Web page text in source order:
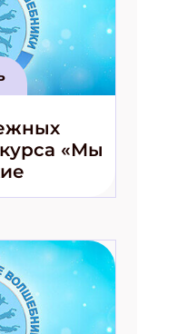
«Мы
ПОДПИСАТЬСЯ